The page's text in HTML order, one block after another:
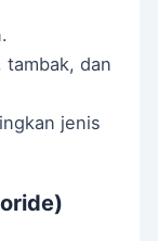
dan
jenis